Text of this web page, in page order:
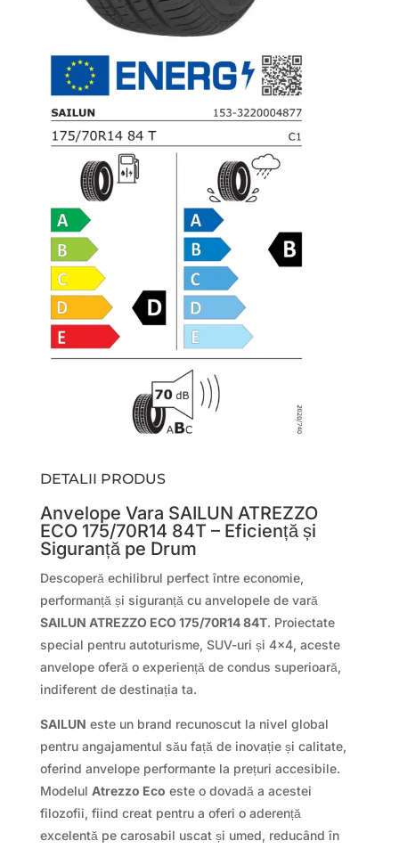
DETALII PRODUS
Anvelope Vara SAILUN ATREZZO
ECO 175/70R14 84T – Eficiență și
Siguranță pe Drum
Descoperă echilibrul perfect între economie,
performanță și siguranță cu anvelopele de vară
SAILUN ATREZZO ECO 175/70R14 84T. Proiectate
special pentru autoturisme, SUV-uri și 4×4, aceste
anvelope oferă o experiență de condus superioară,
indiferent de destinația ta.
SAILUN este un brand recunoscut la nivel global
pentru angajamentul său față de inovație și calitate,
oferind anvelope performante la prețuri accesibile.
Modelul Atrezzo Eco este o dovadă a acestei
filozofii, fiind creat pentru a oferi o aderență
excelentă pe carosabil uscat și umed, reducând în